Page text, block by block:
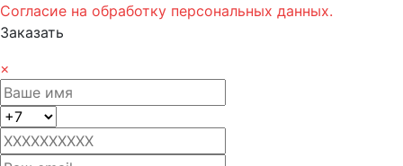
Согласие на обработку персональных данных.
Заказать
×